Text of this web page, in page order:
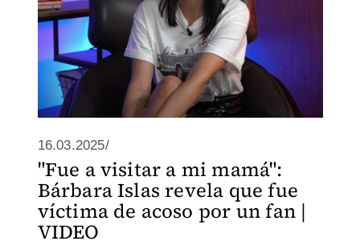
16.03.2025/
"Fue a visitar a mi mamá":
Bárbara Islas revela que fue
víctima de acoso por un fan |
VIDEO